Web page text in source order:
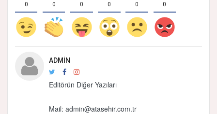
0 0 0 0 0 0
ADMIN
Editörün Diğer Yazıları
Mail: admin@atasehir.com.tr